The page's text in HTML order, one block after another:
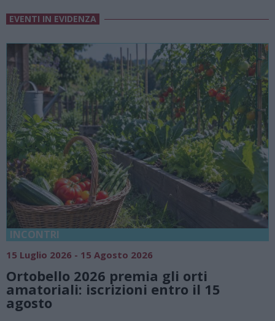
EVENTI IN EVIDENZA
15
18 Luglio 2026 - 15 Agosto 2026
Vivi l’estate a Villa
natura e atmosfere senza
Lago di Lugano